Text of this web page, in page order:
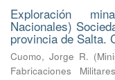
Exploración
Nacionales)
provincia de Salta.
Cuomo, Jorge R. (
Fabricaciones